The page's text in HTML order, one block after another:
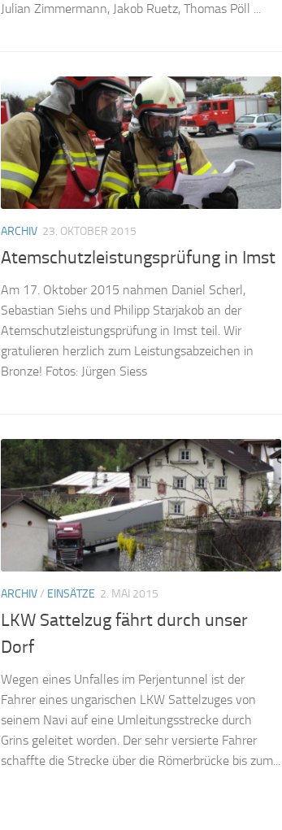
Julian Zimmermann, Jakob Ruetz, Thomas Pöll ...
ARCHIV 23. OKTOBER 2015
Atemschutzleistungsprüfung in Imst
Am 17. Oktober 2015 nahmen Daniel Scherl,
Sebastian Siehs und Philipp Starjakob an der
Atemschutzleistungsprüfung in Imst teil. Wir
gratulieren herzlich zum Leistungsabzeichen in
Bronze! Fotos: Jürgen Siess
ARCHIV/ EINSÄTZE 2. MAI 2015
LKW Sattelzug fährt durch unser
Dorf
Wegen eines Unfalles im Perjentunnel ist der
Fahrer eines ungarischen LKW Sattelzuges von
seinem Navi auf eine Umleitungsstrecke durch
Grins geleitet worden. Der sehr versierte Fahrer
schaffte die Strecke über die Römerbrücke bis zum...